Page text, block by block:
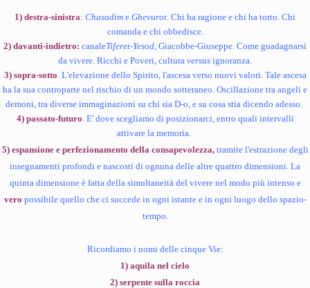
1) destra-sinistra: Chasadim e Ghevurot . Chi ha ragione e chi ha torto. Chi
comanda e chi obbedisce.
2) davanti-indietro: canaleTiferet-Yesod , Giacobbe-Giuseppe. Come guadagnarsi
da vivere. Ricchi e Poveri, cultura versus ignoranza.
3) sopra-sotto . L'elevazione dello Spirito, l'ascesa verso nuovi valori. Tale ascesa
ha la sua controparte nel rischio di un mondo sotteraneo. Oscillazione tra angeli e
demoni, tra diverse immaginazioni su chi sia D-o, e su cosa stia dicendo adesso.
4) passato-futuro . E' dove scegliamo di posizionarci, entro quali intervalli
attivare la memoria.
5) espansione e perfezionamento della consapevolezza,tramite l'estrazione degli
insegnamenti profondi e nascosti di ognuna delle altre quattro dimensioni. La
quinta dimensione è fatta della simultaneità del vivere nel modo più intenso e
vero possibile quello che ci succede in ogni istante e in ogni luogo dello spazio-
tempo.
Ricordiamo i nomi delle cinque Vie:
1) aquila nel cielo
2) serpente sulla roccia